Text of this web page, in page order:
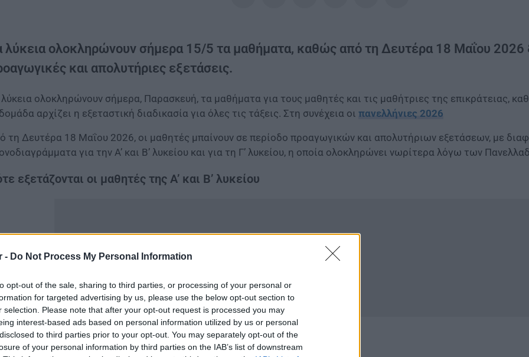
- Do Not Process My Personal Information
opt-out of the sale, sharing to third parties, or processing of your personal or
for targeted advertising by us, please use the below opt-out section to
selection. Please note that after your opt-out request is processed you may
interest-based ads based on personal information utilized by us or personal
to third parties prior to your opt-out. You may separately opt-out of the
of your personal information by third parties on the IAB’s list of downstream
λύκεια ολοκληρώνουν σήμερα 15/5 τα μαθήματα, καθώς από τη Δευτέρα 18 Μαΐου 2026
και απολυτήριες εξετάσεις.
ολοκληρώνουν σήμερα, Παρασκευή, τα μαθήματα για τους μαθητές και τις μαθήτριες της επικράτειας,
αρχίζει η εξεταστική διαδικασία για όλες τις τάξεις. Στη συνέχεια οι πανελλήνιες 2026
τη Δευτέρα 18 Μαΐου 2026, οι μαθητές μπαίνουν σε περίοδο προαγωγικών και απολυτήριων εξετάσεων, με
για την Α’ και Β’ λυκείου και για τη Γ’ λυκείου, η οποία ολοκληρώνει νωρίτερα λόγω των
εξετάζονται οι μαθητές της Α’ και Β’ λυκείου